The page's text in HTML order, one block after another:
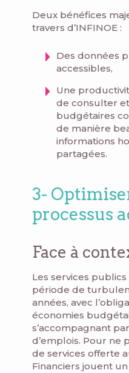
Deux bénéfices
travers d’INFINOE :
Des données
accessibles,
Une
de consulter
budgétaires
de manière
informations
partagées.
3-
processus
Face à
Les services
période de
années, avec
économies
s’accompagnant
d’emplois. Pour ne
de services offerte
Financiers jouent